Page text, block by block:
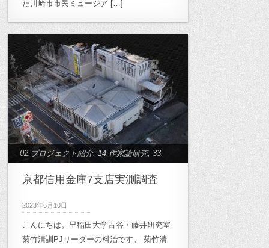
た川崎市市民ミュージア […]
02:プロジェクト紹介,14:作家論研究,33:
京都信用金庫7支店実測調査￼
2023年6月10日
こんにちは。早稲田大学古谷・藤井研究室
菊竹清訓PJリーダーの料治です。 菊竹清